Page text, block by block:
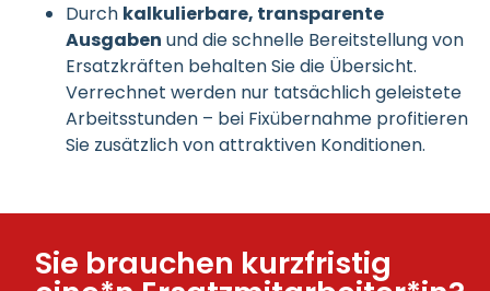
Durch kalkulierbare, transparente
Ausgaben und die schnelle Bereitstellung von
Ersatzkräften behalten Sie die Übersicht.
Verrechnet werden nur tatsächlich geleistete
Arbeitsstunden – bei Fixübernahme profitieren
Sie zusätzlich von attraktiven Konditionen.
Sie brauchen kurzfristig